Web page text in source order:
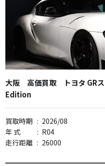
大阪 高価買取 トヨタ GR
Edition
買取時期 : 2026/08
年 式
: R04
走行距離 : 26000